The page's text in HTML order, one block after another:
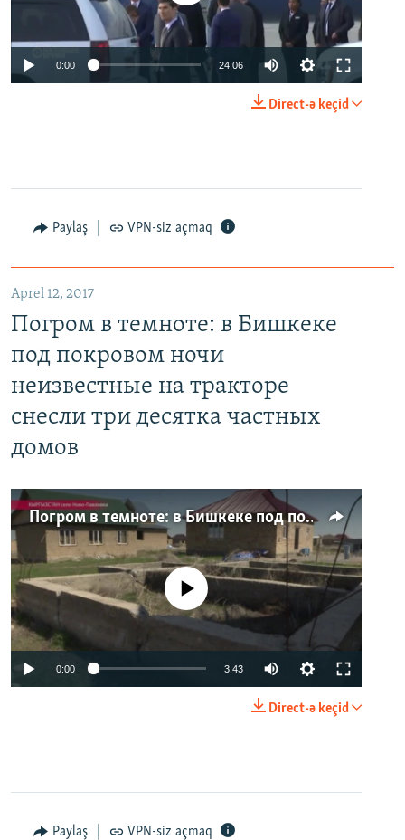
0:00 24:06
Direct-ə keçid
Paylaş VPN-siz açmaq
Aprel 12, 2017
Погром в темноте: в Бишкеке
под покровом ночи
неизвестные на тракторе
снесли три десятка частных
домов
Погром в темноте: в Бишкеке под покровом ночи неизвестные на тракторе снесли три десятка частных домов
No media source currently available
0:00 3:43
Direct-ə keçid
Paylaş VPN-siz açmaq